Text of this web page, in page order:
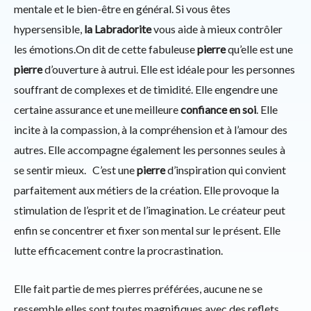
mentale et le bien-être en général. Si vous êtes
hypersensible, la Labradoritevous aide à mieux contrôler
les émotions.On dit de cette fabuleusepierrequ’elle est une
pierred’ouverture à autrui. Elle est idéale pour les personnes
souffrant de complexes et de timidité. Elle engendre une
certaine assurance et une meilleureconfiance en soi. Elle
incite à la compassion, à la compréhension et à l’amour des
autres. Elle accompagne également les personnes seules à
se sentir mieux. C’est unepierred’inspiration qui convient
parfaitement aux métiers de la création. Elle provoque la
stimulation de l’esprit et de l’imagination. Le créateur peut
enfin se concentrer et fixer son mental sur le présent. Elle
lutte efficacement contre la procrastination.
Elle fait partie de mes pierres préférées, aucune ne se